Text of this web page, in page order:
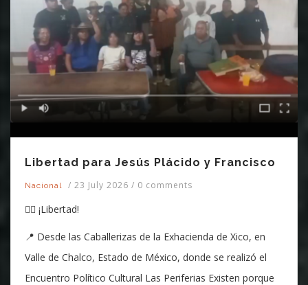
Libertad para Jesús Plácido y Francisco
Nacional / 23 July 2026 / 0 comments
✊🏽 ¡Libertad!
📍 Desde las Caballerizas de la Exhacienda de Xico, en
Valle de Chalco, Estado de México, donde se realizó el
Encuentro Político Cultural Las Periferias Existen porque